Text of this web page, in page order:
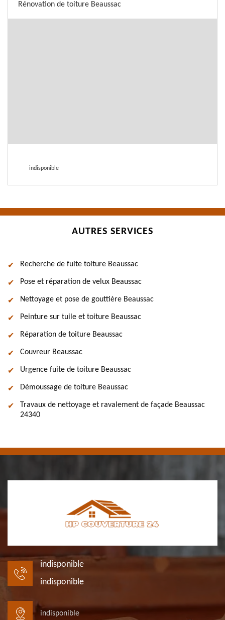
Rénovation de toiture Beaussac
indisponible
AUTRES SERVICES
Recherche de fuite toiture Beaussac
Pose et réparation de velux Beaussac
Nettoyage et pose de gouttière Beaussac
Peinture sur tuile et toiture Beaussac
Réparation de toiture Beaussac
Couvreur Beaussac
Urgence fuite de toiture Beaussac
Démoussage de toiture Beaussac
Travaux de nettoyage et ravalement de façade Beaussac
24340
indisponible
indisponible
indisponible